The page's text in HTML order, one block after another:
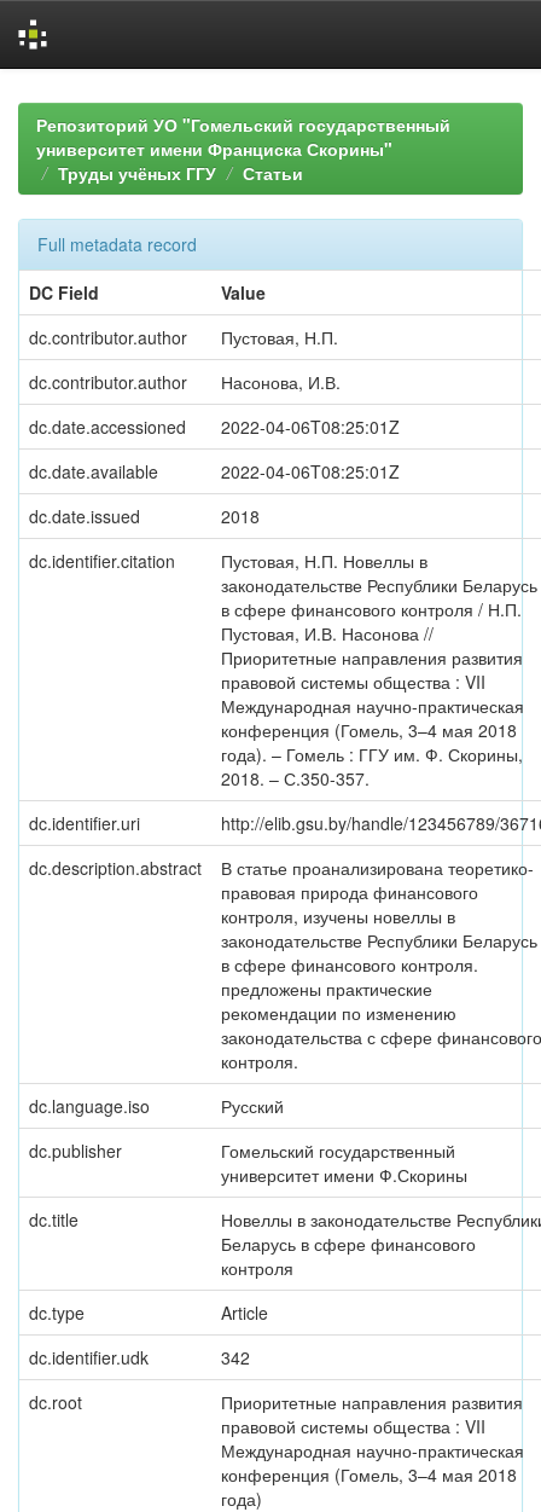
navigationРепозиторий УО "Гомельский государственный
университет имени Франциска Скорины"
Труды учёных ГГУ
Статьи
Full metadata record
DC Field
Value
dc.contributor.author
Пустовая, Н.П.
dc.contributor.author
Насонова, И.В.
dc.date.accessioned
2022-04-06T08:25:01Z
dc.date.available
2022-04-06T08:25:01Z
dc.date.issued
2018
dc.identifier.citation
Пустовая, Н.П. Новеллы в
законодательстве Республики Беларусь
в сфере финансового контроля / Н.П.
Пустовая, И.В. Насонова //
Приоритетные направления развития
правовой системы общества : VII
Международная научно-практическая
конференция (Гомель, 3–4 мая 2018
года). – Гомель : ГГУ им. Ф. Скорины,
2018. – С.350-357.
dc.identifier.uri
http://elib.gsu.by/handle/123456789/
dc.description.abstract
В статье проанализирована теоретико-
правовая природа финансового
контроля, изучены новеллы в
законодательстве Республики Беларусь
в сфере финансового контроля.
предложены практические
рекомендации по изменению
законодательства с сфере финансового
контроля.
dc.language.iso
Русский
dc.publisher
Гомельский государственный
университет имени Ф.Скорины
dc.title
Новеллы в законодательстве
Беларусь в сфере финансового
контроля
dc.type
Article
dc.identifier.udk
342
dc.root
Приоритетные направления развития
правовой системы общества : VII
Международная научно-практическая
конференция (Гомель, 3–4 мая 2018
года)